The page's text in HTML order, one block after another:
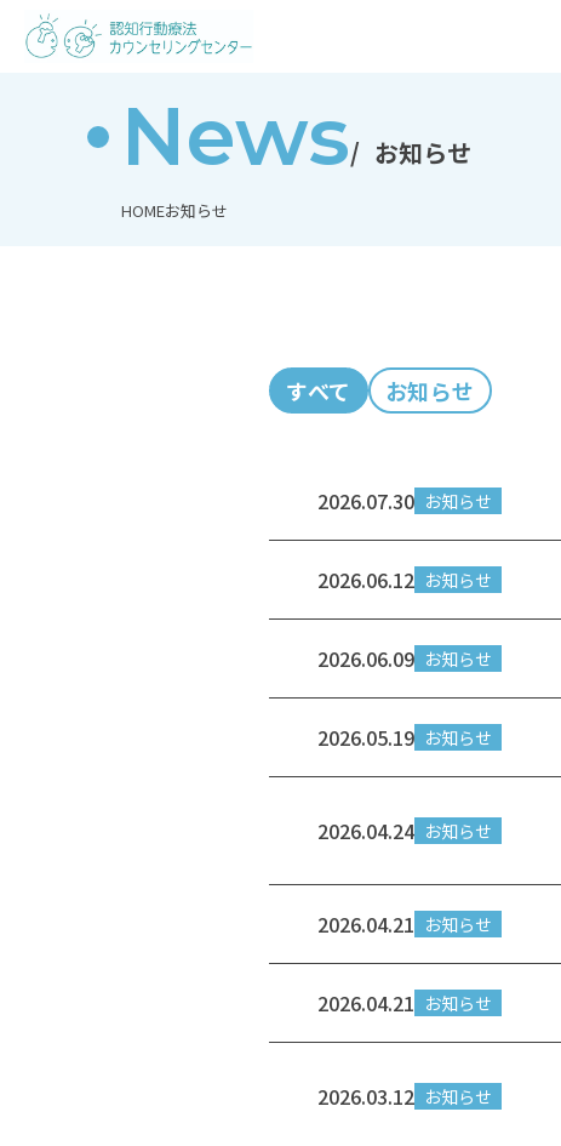
News お知らせ
HOMEお知らせ
すべて お知らせ
2026.07.30 お知らせ
2026.06.12 お知らせ
2026.06.09 お知らせ
2026.05.19 お知らせ
2026.04.24 お知らせ
2026.04.21 お知らせ
2026.04.21 お知らせ
2026.03.12 お知らせ